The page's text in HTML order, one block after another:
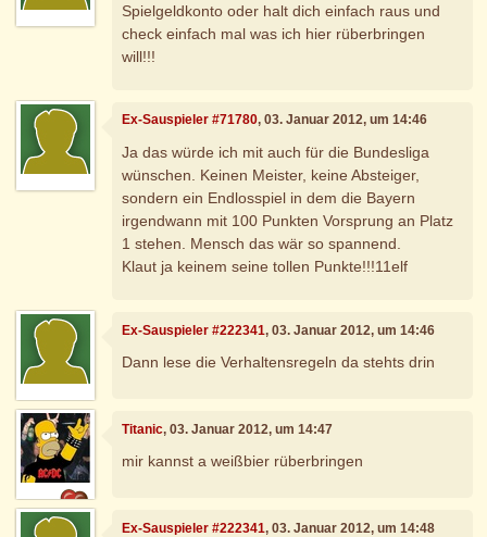
Spielgeldkonto oder halt dich einfach raus und
check einfach mal was ich hier rüberbringen
will!!!
Ex-Sauspieler #71780, 03. Januar 2012, um 14:46
Ja das würde ich mit auch für die Bundesliga
wünschen. Keinen Meister, keine Absteiger,
sondern ein Endlosspiel in dem die Bayern
irgendwann mit 100 Punkten Vorsprung an Platz
1 stehen. Mensch das wär so spannend.
Klaut ja keinem seine tollen Punkte!!!11elf
Ex-Sauspieler #222341, 03. Januar 2012, um 14:46
Dann lese die Verhaltensregeln da stehts drin
Titanic, 03. Januar 2012, um 14:47
mir kannst a weißbier rüberbringen
Ex-Sauspieler #222341, 03. Januar 2012, um 14:48